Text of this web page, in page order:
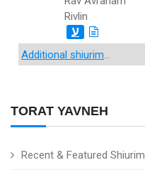
TORAT YAVNEH
Recent & Featured Shiurim
Rivlin
ע
Additional shiurim...